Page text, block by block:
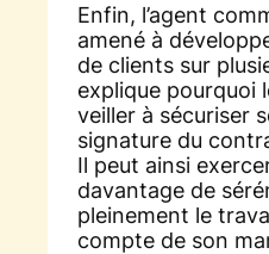
Enfin, l’agent
amené à
de clients sur
explique pourquoi
veiller à sécuriser
signature du
Il peut ainsi
davantage de
pleinement le
compte de son